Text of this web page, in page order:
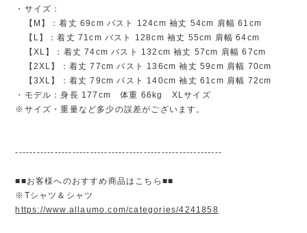
・サイズ：
【M】：着丈 69cm バスト 124cm 袖丈 54cm 肩幅 61cm
【L】：着丈 71cm バスト 128cm 袖丈 55cm 肩幅 64cm
【XL】：着丈 74cm バスト 132cm 袖丈 57cm 肩幅 67cm
【2XL】：着丈 77cm バスト 136cm 袖丈 59cm 肩幅 70cm
【3XL】：着丈 79cm バスト 140cm 袖丈 61cm 肩幅 72cm
・モデル：身長 177cm 体重 66kg XLサイズ
※サイズ・重量など多少の誤差がございます。
----------------------------------------------------------
■■お客様へのおすすめ商品はこちら■■
※Tシャツ＆シャツ
https://www.allaumo.com/categories/4241858